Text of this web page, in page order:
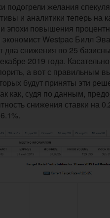
подогрели желания
и аналитики теперь на
эпохи повышения
экономист Westpac Билл
снижения по 25
2019 года.
а вот с правильным
будут приняты эти
как, судя по данным,
снижения ставки на